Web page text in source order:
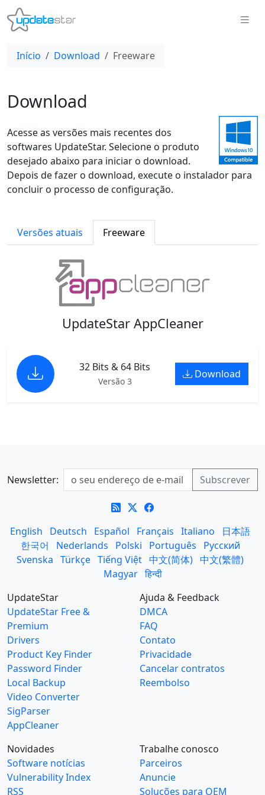
Início Download Freeware
Download
Acesse as versões mais recentes dos
softwares UpdateStar. Selecione o produto
desejado abaixo para iniciar o download.
Depois de fazer o download, execute o instalador para
concluir o processo de configuração.
Versões atuais Freeware
UpdateStar AppCleaner
32 Bits & 64 Bits
Versão 3
Download
Newsletter:
English Deutsch Español Français Italiano
日本語
한국어
Nederlands Polski Português
Русский
Svenska Türkçe Tiếng Việt 中文(简体) 中文(繁體)
Magyar हिन्दी
UpdateStar
UpdateStar Free &
Premium
Drivers
Product Key Finder
Password Finder
Local Backup
Video Converter
SigParser
AppCleaner
Ajuda & Feedback
DMCA
FAQ
Contato
Privacidade
Cancelar contratos
Reembolso
Novidades
Software notícias
Vulnerability Index
RSS
Trabalhe conosco
Parceiros
Anuncie
Soluções para OEM